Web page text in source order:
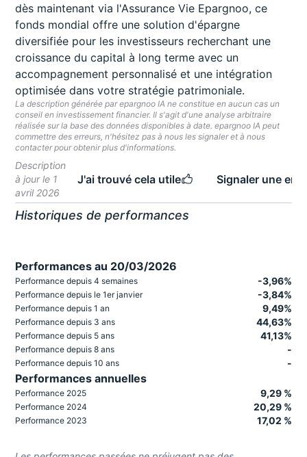
dès maintenant via l'Assurance Vie Epargnoo, ce
fonds mondial offre une solution d'épargne
diversifiée pour les investisseurs recherchant une
croissance du capital à long terme avec un
accompagnement personnalisé et une intégration
optimisée dans votre stratégie patrimoniale.
La description générée par epargnoo IA ne constitue en aucun cas un
conseil en investissement financier. Il s'agit d'une analyse arbitraire
réalisée sur la base des données disponibles à date. epargnoo IA peut
commettre des erreurs, n'hésitez pas à nous les signaler et à nous
contacter pour obtenir plus d'informations.
Description
à jour le 1
avril 2026
J'ai trouvé cela utile Signaler une
Historiques de performances
Performances au 20/03/2026
Performance depuis 4 semaines -3,96%
Performance depuis le 1er janvier -3,84%
Performance depuis 1 an 9,49%
Performance depuis 3 ans 44,63%
Performance depuis 5 ans 41,13%
Performance depuis 8 ans -
Performance depuis 10 ans -
Performances annuelles
Performance 2025 9,29 %
Performance 2024 20,29 %
Performance 2023 17,02 %